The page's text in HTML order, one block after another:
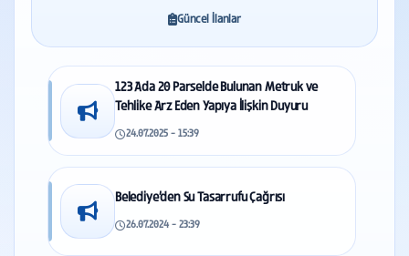
Güncel İlanlar
123 Ada 20 Parselde Bulunan Metruk ve
Tehlike Arz Eden Yapıya İlişkin Duyuru
24.07.2025 - 15:39
Belediye’den Su Tasarrufu Çağrısı
26.07.2024 - 23:39